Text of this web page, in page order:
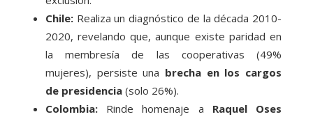
Chile:Realiza un diagnóstico de la década 2010-
2020, revelando que, aunque existe paridad en
la membresía de las cooperativas (49%
mujeres), persiste una brecha en los cargos
de presidencia(solo 26%).
Colombia:Rinde homenaje a Raquel Oses